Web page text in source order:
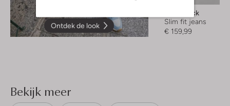
Ontdek de look
Boss Black
Slim fit jeans
€ 159,99
Bekijk meer